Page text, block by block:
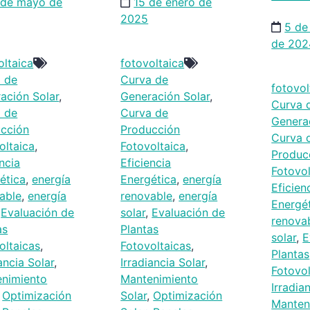
de
Solar,
de
,
,energía
,energía
Evaluación de
,
Solar,
Optimización
2025
fotovoltaica
Curva de
Generación Solar,
Curva de
Producción
Fotovoltaica,
Eficiencia
Energética,energía
renovable,energía
solar, Evaluación de
Plantas
Fotovoltaicas,
Irradiancia Solar,
Mantenimiento
Solar, Optimización
5
de
Curva
Curva
solar,
Plantas